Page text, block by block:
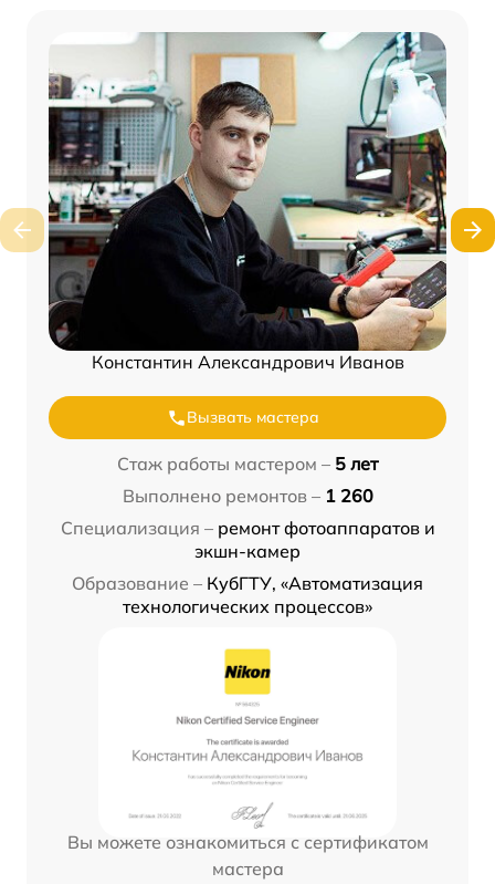
Константин Александрович Иванов
Вызвать мастера
Стаж работы мастером – 5 лет
Выполнено ремонтов – 1 260
Специализация – ремонт фотоаппаратов и
экшн-камер
Образование – КубГТУ, «Автоматизация
технологических процессов»
Вы можете ознакомиться с сертификатом
мастера